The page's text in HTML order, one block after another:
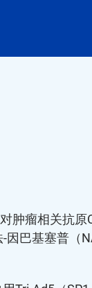
肿瘤相关抗原
巴基塞普（